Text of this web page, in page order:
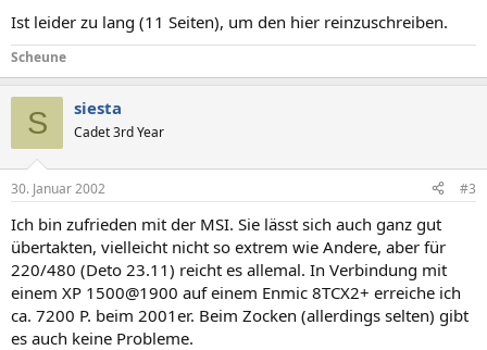
Ist leider zu lang (11 Seiten), um den hier reinzuschreiben.
Scheune
S siesta
Cadet 3rd Year
30. Januar 2002 #3
Ich bin zufrieden mit der MSI. Sie lässt sich auch ganz gut
übertakten, vielleicht nicht so extrem wie Andere, aber für
220/480 (Deto 23.11) reicht es allemal. In Verbindung mit
einem XP 1500@1900 auf einem Enmic 8TCX2+ erreiche ich
ca. 7200 P. beim 2001er. Beim Zocken (allerdings selten) gibt
es auch keine Probleme.